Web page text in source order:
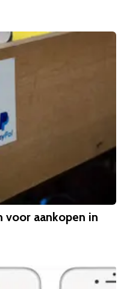
voor aankopen in